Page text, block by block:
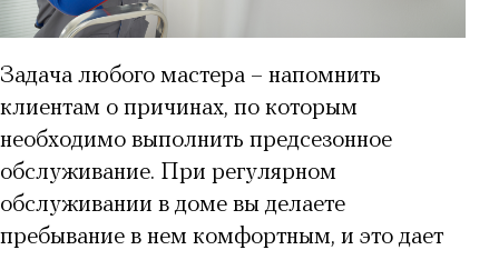
Задача любого мастера – напомнить
клиентам о причинах, по которым
необходимо выполнить предсезонное
обслуживание. При регулярном
обслуживании в доме вы делаете
пребывание в нем комфортным, и это дает